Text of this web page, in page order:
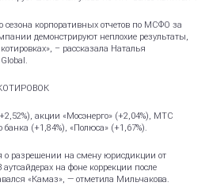
сезона корпоративных отчетов по МСФО за
демонстрируют неплохие результаты,
– рассказала Наталья
акции «Мосэнерго» (+2,04%), МТС
банка (+1,84%), «Полюса» (+1,67%).
о разрешении на смену юрисдикции от
на фоне коррекции после
«Камаз», — отметила Мильчакова.